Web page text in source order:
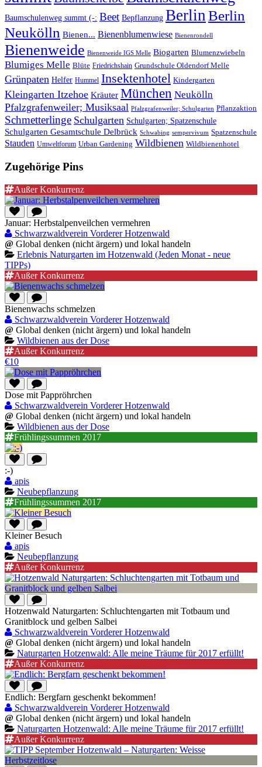
Baumschulenweg summt (-: Beet Bepflanzung BerlinBerlin
Neukölln Bienen... Bienenblumenwiese Bienenrondell
Bienenweide Bienenweide IGS Melle Biogarten Blumenzwiebeln
Blumiges Melle Blüte Friedrichshain Grundschule Oldendorf Melle
Grünpaten Helfer Hummel Insektenhotel Kindergarten
Kleingarten Itzehoe Kräuter München Neukölln
Pfalzgrafenweiler; Musiksaal Pfalzgrafenweiler; Schulgarten Pflanzaktion
Schmetterlinge Schulgarten Schulgarten; Spatzenschule
Schulgarten Gesamtschule Delbrück Schwabing sempervivum Spatzenschule
Stauden Umweltforum Urban Gardening Wildbienen Wildbienenhotel
Zugehörige Pins
Außer Konkurrenz
Januar: Herbstalpenveilchen vermehren
Schwarzwaldverein Vorderer Hotzenwald
@ Global denken (nicht ärgern) und lokal handeln
Erlebnis Naturgarten im Hotzenwald (Jeden Monat - neue
TIPPs)
Außer Konkurrenz
Bienenwachs schmelzen
Schwarzwaldverein Vorderer Hotzenwald
@ Global denken (nicht ärgern) und lokal handeln
Wildbienen aus der Dose
Außer Konkurrenz
€10
Dose mit Pappröhrchen
Schwarzwaldverein Vorderer Hotzenwald
@ Global denken (nicht ärgern) und lokal handeln
Wildbienen aus der Dose
Frühlingssummen 2017
:-)
apis
Neubepflanzung
Frühlingssummen 2017
Kleiner Besuch
apis
Neubepflanzung
Außer Konkurrenz
Hotzenwald Naturgarten: Schluchtengarten mit Totbaum und
Granitblock und gelben Salbei
Schwarzwaldverein Vorderer Hotzenwald
@ Global denken (nicht ärgern) und lokal handeln
Naturgarten Hotzenwald: Alle meine Träume für 2017 erfüllt!
Außer Konkurrenz
Endlich: Bergfarn geschenkt bekommen!
Schwarzwaldverein Vorderer Hotzenwald
@ Global denken (nicht ärgern) und lokal handeln
Naturgarten Hotzenwald: Alle meine Träume für 2017 erfüllt!
Außer Konkurrenz